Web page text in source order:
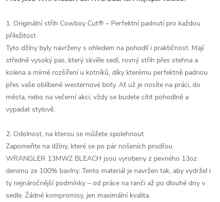
1. Originální střih Cowboy Cut® – Perfektní padnutí pro každou
příležitost
Tyto džíny byly navrženy s ohledem na pohodlí i praktičnost. Mají
středně vysoký pas, který skvěle sedí, rovný střih přes stehna a
kolena a mírné rozšíření u kotníků, díky kterému perfektně padnou
přes vaše oblíbené westernové boty. Ať už je nosíte na práci, do
města, nebo na večerní akci, vždy se budete cítit pohodlně a
vypadat stylově.
2. Odolnost, na kterou se můžete spolehnout
Zapomeňte na džíny, které se po pár nošeních prodřou.
WRANGLER 13MWZ BLEACH jsou vyrobeny z pevného 13oz
denimu ze 100% bavlny. Tento materiál je navržen tak, aby vydržel i
ty nejnáročnější podmínky – od práce na ranči až po dlouhé dny v
sedle. Žádné kompromisy, jen maximální kvalita.